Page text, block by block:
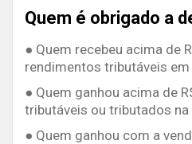
Quem é obrigado a
● Quem recebeu acima de
rendimentos tributáveis em
● Quem ganhou acima de
tributáveis ou tributados na
● Quem ganhou com a